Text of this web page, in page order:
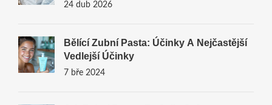
24 dub 2026
Bělící Zubní Pasta: Účinky A Nejčastější
Vedlejší Účinky
7 bře 2024